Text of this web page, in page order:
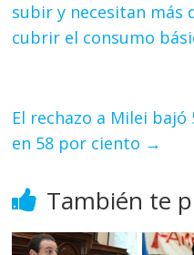
subir y necesitan más
cubrir el consumo
El rechazo a Milei
en 58 por ciento →
También te